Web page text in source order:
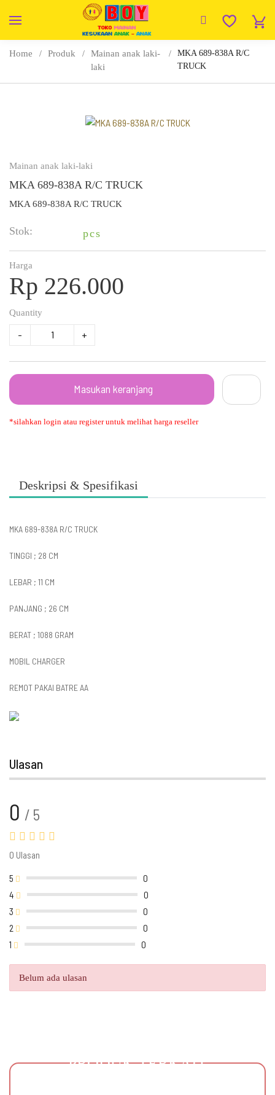
Home Produk
Mainan anak laki-
laki
MKA 689-838A R/C
TRUCK
Mainan anak laki-laki
MKA 689-838A R/C TRUCK
MKA 689-838A R/C TRUCK
Stok: pcs
Harga
Rp 226.000
Quantity
- +
Masukan keranjang
*silahkan login atau register untuk melihat harga reseller
Deskripsi & Spesifikasi
MKA 689-838A R/C TRUCK
TINGGI ; 28 CM
LEBAR ; 11 CM
PANJANG ; 26 CM
BERAT ; 1088 GRAM
MOBIL CHARGER
REMOT PAKAI BATRE AA
Ulasan
0 / 5
0 Ulasan
5
0
4
0
3
0
2
0
1
0
Belum ada ulasan
PRODUK TERKAIT